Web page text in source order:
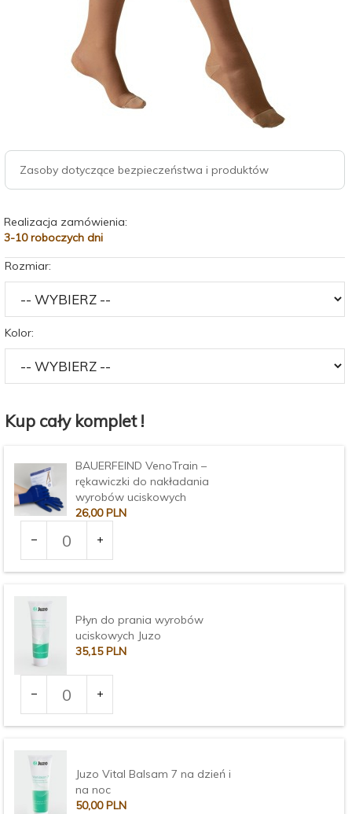
Zasoby dotyczące bezpieczeństwa i produktów
Realizacja zamówienia:
3-10 roboczych dni
Rozmiar:
Kolor:
Kup cały komplet !
BAUERFEIND VenoTrain –
rękawiczki do nakładania
wyrobów uciskowych
26,00 PLN
dla
produktu
2270
Płyn do prania wyrobów
uciskowych Juzo
35,15 PLN
dla
produktu
3373
Juzo Vital Balsam 7 na dzień i
na noc
50,00 PLN